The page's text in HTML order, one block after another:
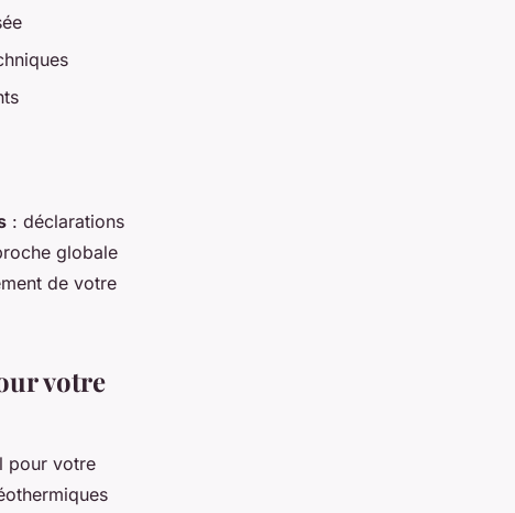
: déclarations
globale
de votre
votre
pour votre